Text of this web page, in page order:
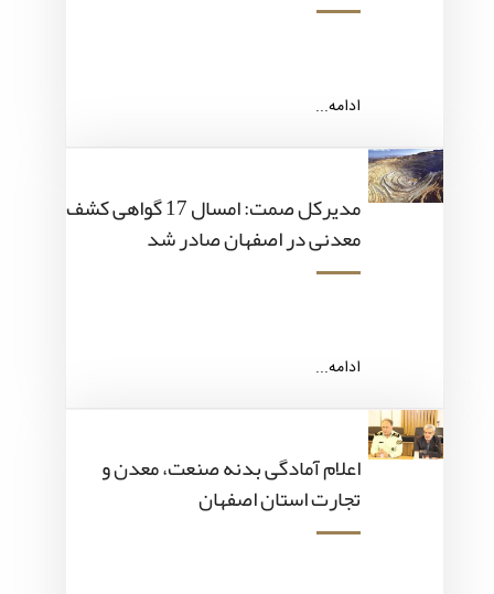
ادامه...
مدیرکل صمت: امسال 17 گواهی کشف
معدنی در اصفهان صادر شد
ادامه...
اعلام آمادگی بدنه صنعت، معدن و
تجارت استان اصفهان